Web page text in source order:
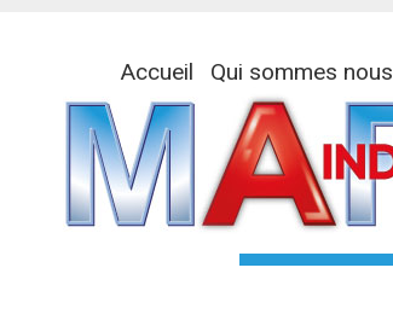
Accueil Qui sommes nous